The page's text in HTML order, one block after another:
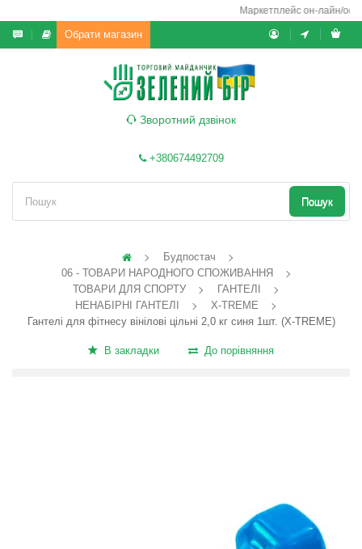
Маркетплейс он-лайн/
Обрати магазин
Зворотний дзвінок
+380674492709
Пошук
Будпостач
06 - ТОВАРИ НАРОДНОГО СПОЖИВАННЯ
ТОВАРИ ДЛЯ СПОРТУ
ГАНТЕЛІ
НЕНАБІРНІ ГАНТЕЛІ
X-TREME
Гантелі для фітнесу вінілові цільні 2,0 кг синя 1шт. (X-TREME)
В закладки До порівняння